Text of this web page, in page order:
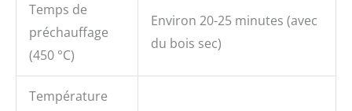
Temps de
préchauffage
(450 °C)
Environ 20-25 minutes (avec
du bois sec)
Température